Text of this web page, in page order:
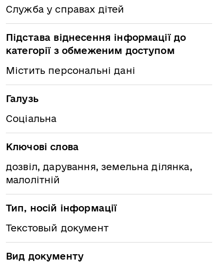
Служба у справах дітей
Підстава віднесення інформації до
категорії з обмеженим доступом
Містить персональні дані
Галузь
Соціальна
Ключові слова
дозвіл, дарування, земельна ділянка,
малолітній
Тип, носій інформації
Текстовый документ
Вид документу